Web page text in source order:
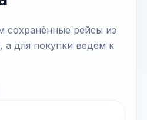
сохранённые рейсы из
а для покупки ведём к